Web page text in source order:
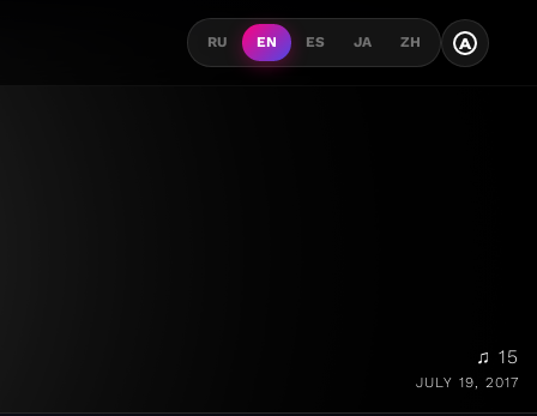
RU EN ES JA ZH A
♫ 15
JULY 19, 2017